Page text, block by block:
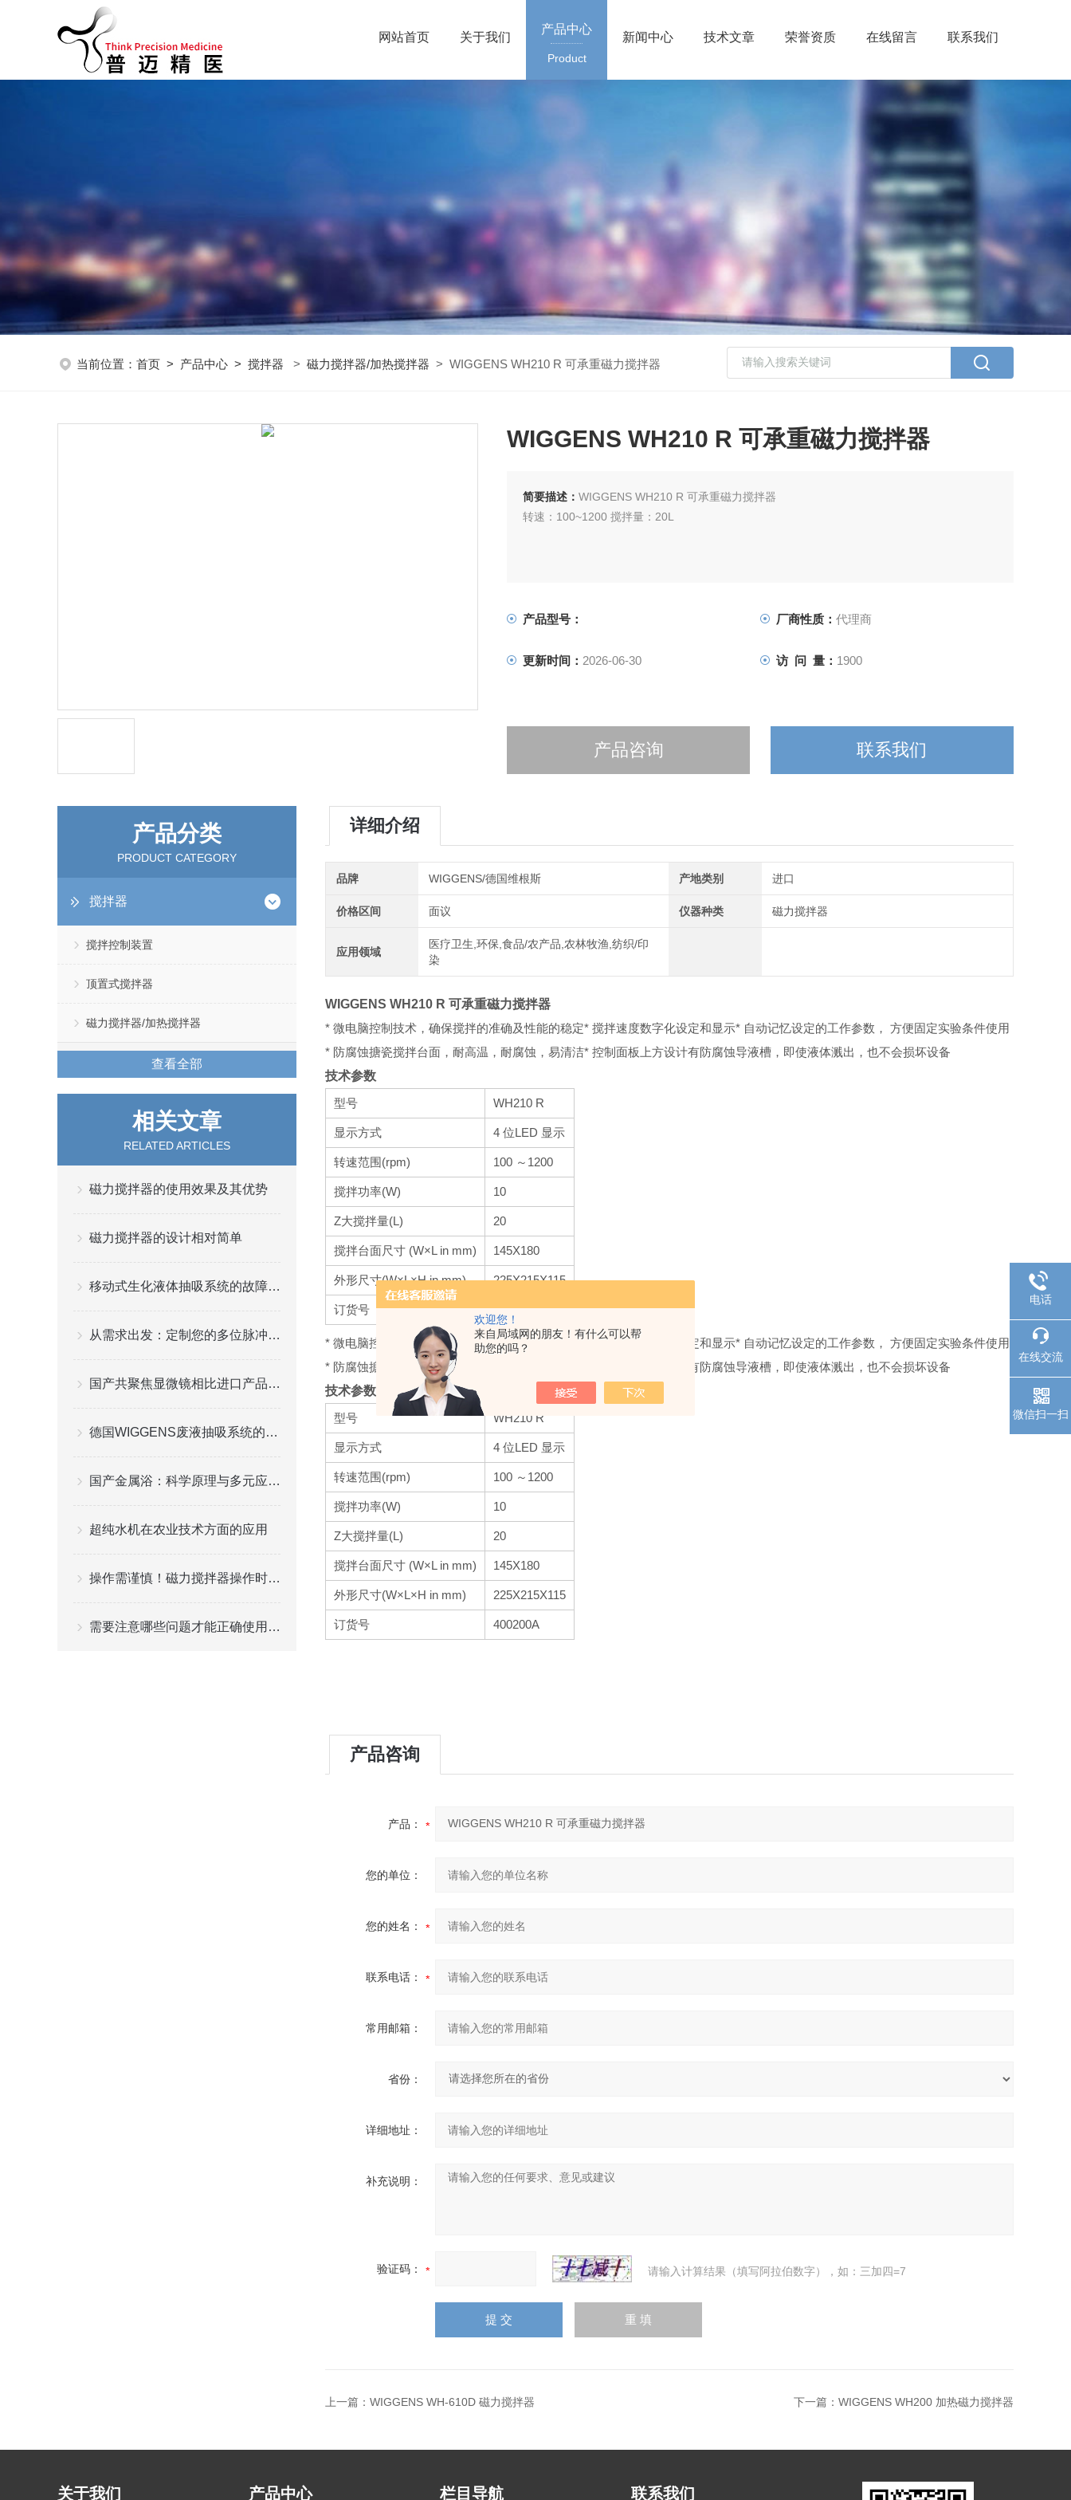
欢迎您！
来自局域网的朋友！有什么可以帮
助您的吗？
网站首页 关于我们
产品中心
Product
新闻中心 技术文章 荣誉资质 在线留言 联系我们
当前位置： 首页 > 产品中心 > 搅拌器 > 磁力搅拌器/加热搅拌器 > WIGGENS WH210 R 可承重磁力搅拌器
WIGGENS WH210 R 可承重磁力搅拌器
简要描述： WIGGENS WH210 R 可承重磁力搅拌器
转速：100~1200 搅拌量：20L
产品型号： 厂商性质： 代理商
更新时间： 2026-06-30 访 问 量： 1900
产品咨询 联系我们
产品分类
PRODUCT CATEGORY
搅拌器
搅拌控制装置
顶置式搅拌器
磁力搅拌器/加热搅拌器
查看全部
相关文章
RELATED ARTICLES
磁力搅拌器的使用效果及其优势
磁力搅拌器的设计相对简单
移动式生化液体抽吸系统的故障分析
从需求出发：定制您的多位脉冲涡旋振荡器选购方案
国产共聚焦显微镜相比进口产品有什么优势
德国WIGGENS废液抽吸系统的使用注意细节
国产金属浴：科学原理与多元应用解析
超纯水机在农业技术方面的应用
操作需谨慎！磁力搅拌器操作时需要注意这些
需要注意哪些问题才能正确使用可调移液器
详细介绍
品牌 WIGGENS/德国维根斯 产地类别 进口
价格区间 面议 仪器种类 磁力搅拌器
应用领域
医疗卫生,环保,食品/农产品,农林牧渔,纺织/印
染
WIGGENS WH210 R 可承重磁力搅拌器
* 微电脑控制技术，确保搅拌的准确及性能的稳定* 搅拌速度数字化设定和显示* 自动记忆设定的工作参数， 方便固定实验条件使用
* 防腐蚀搪瓷搅拌台面，耐高温，耐腐蚀，易清洁* 控制面板上方设计有防腐蚀导液槽，即使液体溅出，也不会损坏设备
技术参数
型号
WH210 R
显示方式 4 位LED 显示
转速范围(rpm) 100 ～1200
搅拌功率(W) 10
Z大搅拌量(L) 20
搅拌台面尺寸 (W×L in mm) 145X180
外形尺寸(W×L×H in mm) 225X215X115
订货号 400200A
* 微电脑控制技术，确保搅拌的准确及性能的稳定 * 搅拌速度数字化设定和显示* 自动记忆设定的工作参数， 方便固定实验条件使用
* 防腐蚀搪瓷搅拌台面，耐高温，耐腐蚀，易清洁
* 控制面板上方设计有防腐蚀导液槽，即使液体溅出，也不会损坏设备
技术参数
型号
WH210 R
显示方式 4 位LED 显示
转速范围(rpm) 100 ～1200
搅拌功率(W) 10
Z大搅拌量(L) 20
搅拌台面尺寸 (W×L in mm) 145X180
外形尺寸(W×L×H in mm) 225X215X115
订货号 400200A
产品咨询
产品：
您的单位：
您的姓名：
联系电话：
常用邮箱：
省份：
详细地址：
补充说明：
验证码： 请输入计算结果（填写阿拉伯数字），如：三加四=7
上一篇： WIGGENS WH-610D 磁力搅拌器 下一篇： WIGGENS WH200 加热磁力搅拌器
关于我们 产品中心 栏目导航 联系我们
电话
在线交流
微信扫一扫